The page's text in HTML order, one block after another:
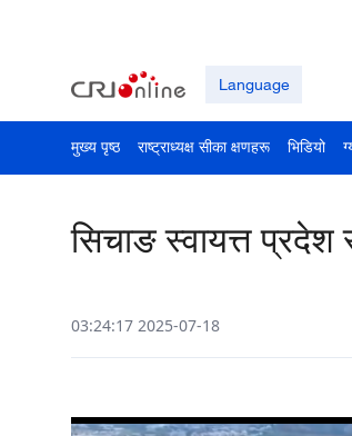
Language
मुख्य पृष्ठ राष्ट्राध्यक्ष सीका क्षणहरू भिडियो
सिचाङ स्वायत्त प्रदेश
03:24:17 2025-07-18